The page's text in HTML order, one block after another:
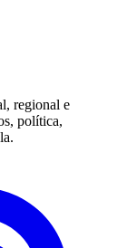
regional e
política,